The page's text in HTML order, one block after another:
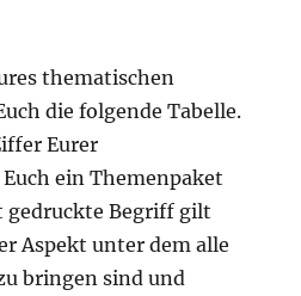
thematischen
die folgende Tabelle.
Eurer
ein Themenpaket
gedruckte Begriff gilt
Aspekt unter dem alle
bringen sind und